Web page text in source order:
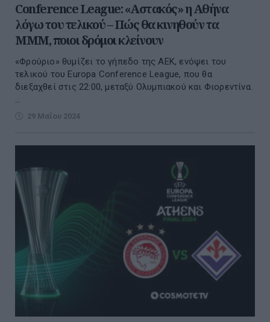
Conference League: «Αστακός» η Αθήνα
λόγω του τελικού – Πώς θα κινηθούν τα
ΜΜΜ, ποιοι δρόμοι κλείνουν
«Φρούριο» θυμίζει το γήπεδο της ΑΕΚ, ενόψει του
τελικού του Europa Conference League, που θα
διεξαχθεί στις 22:00, μεταξύ Ολυμπιακού και Φιορεντίνα.
...
29 Μαΐου 2024